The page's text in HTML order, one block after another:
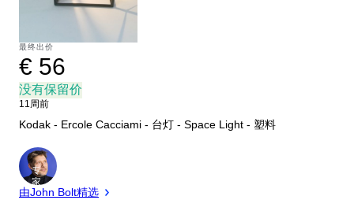
最终出价
€ 56
没有保留价
11周前
Kodak - Ercole Cacciami - 台灯 - Space Light - 塑料
专
家
由John Bolt精选